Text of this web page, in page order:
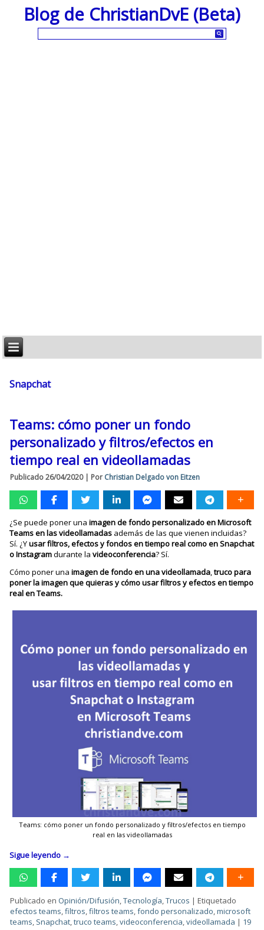
Blog de ChristianDvE (Beta)
Snapchat
Teams: cómo poner un fondo
personalizado y filtros/efectos en
tiempo real en videollamadas
Publicado 26/04/2020| Por Christian Delgado von Eitzen
¿Se puede poner unaimagen de fondo personalizado en Microsoft
Teams en las videollamadas además de las que vienen incluidas?
Sí. ¿Yusar filtros, efectos y fondos en tiempo real como en Snapchat
o Instagramdurante lavideoconferencia? Sí.
Cómo poner unaimagen de fondo en una videollamada,truco para
poner la imagen que quieras y cómo usar filtros y efectos en tiempo
real en Teams.
Teams: cómo poner un fondo personalizado y filtros/efectos en tiempo
real en las videollamadas
Sigue leyendo →
Publicado en Opinión/Difusión,Tecnología,Trucos |Etiquetado
efectos teams,filtros,filtros teams,fondo personalizado,microsoft
teams, Snapchat,truco teams,videoconferencia,videollamada | 19